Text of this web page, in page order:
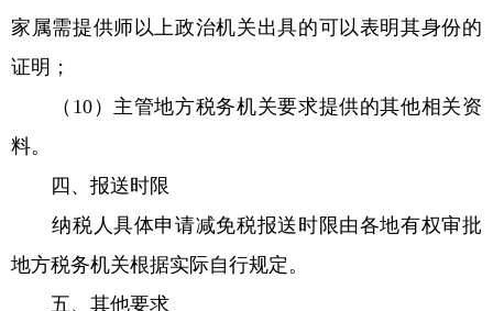
家属需提供师以上政治机关出具的可以表明其身份的
证明；
（10）主管地方税务机关要求提供的其他相关资
料。
四、报送时限
纳税人具体申请减免税报送时限由各地有权审批
地方税务机关根据实际自行规定。
五、其他要求